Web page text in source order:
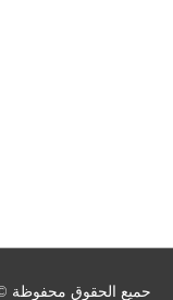
حميع الحقوق محفوظة ©